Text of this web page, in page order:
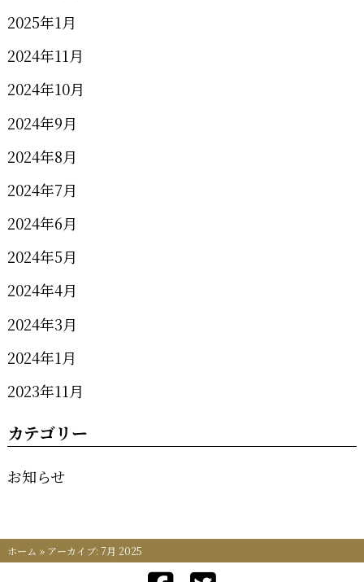
2025年1月
2024年11月
2024年10月
2024年9月
2024年8月
2024年7月
2024年6月
2024年5月
2024年4月
2024年3月
2024年1月
2023年11月
カテゴリー
お知らせ
ホーム » アーカイブ: 7月 2025